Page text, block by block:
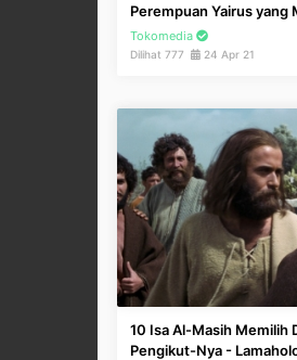
Perempuan Yairus yang
Tokomedia
Dilihat 777 24 Apr 21
10 Isa Al-Masih Memilih
Pengikut-Nya -